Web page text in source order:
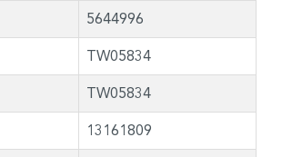
5644996
TW05834
TW05834
13161809